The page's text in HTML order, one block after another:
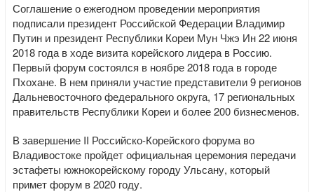
Соглашение о ежегодном проведении мероприятия
подписали президент Российской Федерации Владимир
Путин и президент Республики Кореи Мун Чжэ Ин 22 июня
2018 года в ходе визита корейского лидера в Россию.
Первый форум состоялся в ноябре 2018 года в городе
Пхохане. В нем приняли участие представители 9 регионов
Дальневосточного федерального округа, 17 региональных
правительств Республики Кореи и более 200 бизнесменов.
В завершение II Российско-Корейского форума во
Владивостоке пройдет официальная церемония передачи
эстафеты южнокорейскому городу Ульсану, который
примет форум в 2020 году.